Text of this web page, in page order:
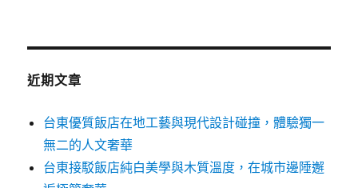
近期文章
台東優質飯店在地工藝與現代設計碰撞，體驗獨一
無二的人文奢華
台東接駁飯店純白美學與木質溫度，在城市邊陲邂